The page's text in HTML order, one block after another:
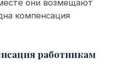
они возмещают
компенсация
работникам